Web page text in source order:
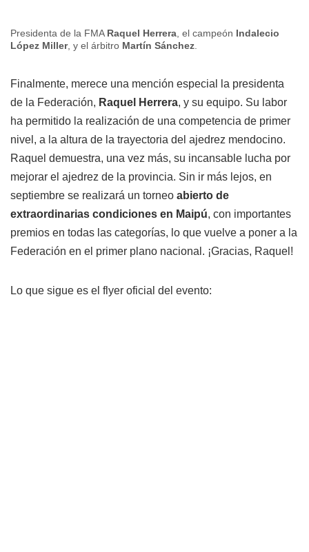
Presidenta de la FMA Raquel Herrera , el campeón Indalecio
López Miller, y el árbitro Martín Sánchez
Finalmente, merece una mención especial la presidenta
de la Federación, Raquel Herrera, y su equipo. Su labor
ha permitido la realización de una competencia de primer
nivel, a la altura de la trayectoria del ajedrez mendocino.
Raquel demuestra, una vez más, su incansable lucha por
mejorar el ajedrez de la provincia. Sin ir más lejos, en
septiembre se realizará un torneo abierto de
extraordinarias condiciones en Maipú, con importantes
premios en todas las categorías, lo que vuelve a poner a la
Federación en el primer plano nacional. ¡Gracias, Raquel!
Lo que sigue es el flyer oficial del evento: